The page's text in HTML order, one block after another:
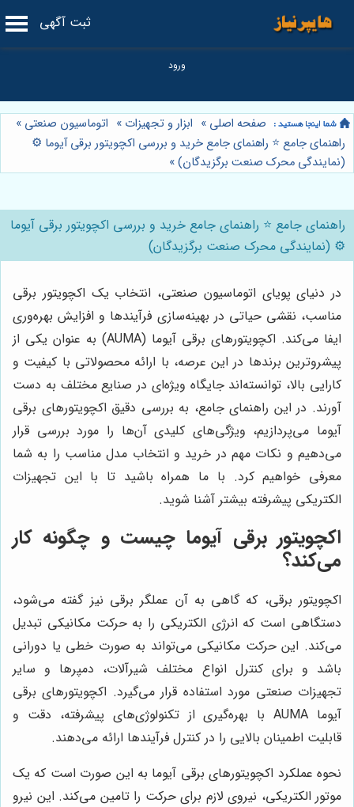
ثبت آگهی
صفحه اصلی » ابزار و تجهیزات » اتوماسیون صنعتی »
راهنمای جامع ⭐️ راهنمای جامع خرید و بررسی اکچویتور برقی آیوما ⚙️
(نمایندگی محرک صنعت برگزیدگان)»
راهنمای جامع ⭐️ راهنمای جامع خرید و بررسی اکچویتور برقی آیوما
⚙️ (نمایندگی محرک صنعت برگزیدگان)
در دنیای پویای اتوماسیون صنعتی، انتخاب یک اکچویتور برقی
مناسب، نقشی حیاتی در بهینه‌سازی فرآیندها و افزایش بهره‌وری
ایفا می‌کند. اکچویتورهای برقی آیوما (AUMA) به عنوان یکی از
پیشروترین برندها در این عرصه، با ارائه محصولاتی با کیفیت و
کارایی بالا، توانسته‌اند جایگاه ویژه‌ای در صنایع مختلف به دست
آورند. در این راهنمای جامع، به بررسی دقیق اکچویتورهای برقی
آیوما می‌پردازیم، ویژگی‌های کلیدی آن‌ها را مورد بررسی قرار
می‌دهیم و نکات مهم در خرید و انتخاب مدل مناسب را به شما
معرفی خواهیم کرد. با ما همراه باشید تا با این تجهیزات
الکتریکی پیشرفته بیشتر آشنا شوید.
اکچویتور برقی آیوما چیست و چگونه کار
می‌کند؟
اکچویتور برقی، که گاهی به آن عملگر برقی نیز گفته می‌شود،
دستگاهی است که انرژی الکتریکی را به حرکت مکانیکی تبدیل
می‌کند. این حرکت مکانیکی می‌تواند به صورت خطی یا دورانی
باشد و برای کنترل انواع مختلف شیرآلات، دمپرها و سایر
تجهیزات صنعتی مورد استفاده قرار می‌گیرد. اکچویتورهای برقی
آیوما AUMA با بهره‌گیری از تکنولوژی‌های پیشرفته، دقت و
قابلیت اطمینان بالایی را در کنترل فرآیندها ارائه می‌دهند.
نحوه عملکرد اکچویتورهای برقی آیوما به این صورت است که یک
موتور الکتریکی، نیروی لازم برای حرکت را تامین می‌کند. این نیرو